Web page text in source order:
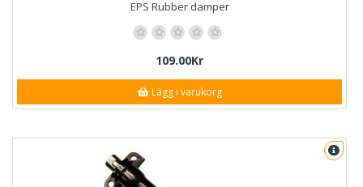
EPS Rubber damper
109.00Kr
Lägg i varukorg